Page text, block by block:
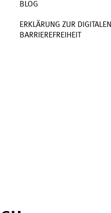
BLOG
ERKLÄRUNG ZUR DIGITALEN
BARRIEREFREIHEIT